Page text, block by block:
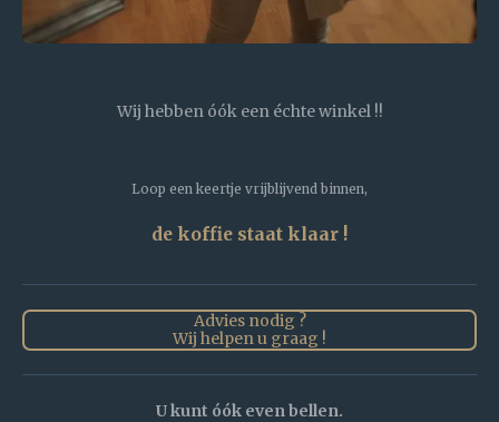
Wij hebben óók een échte winkel !!
Loop een keertje vrijblijvend binnen,
de koffie staat klaar !
Advies nodig ?
Wij helpen u graag !
U kunt óók even bellen.